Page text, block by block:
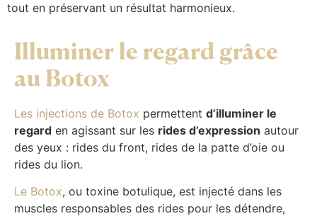
tout en préservant un résultat harmonieux.
Illuminer le regard grâce
au Botox
Les injections de Botox permettent d’illuminer le
regard en agissant sur les rides d’expression autour
des yeux : rides du front, rides de la patte d’oie ou
rides du lion.
Le Botox, ou toxine botulique, est injecté dans les
muscles responsables des rides pour les détendre,